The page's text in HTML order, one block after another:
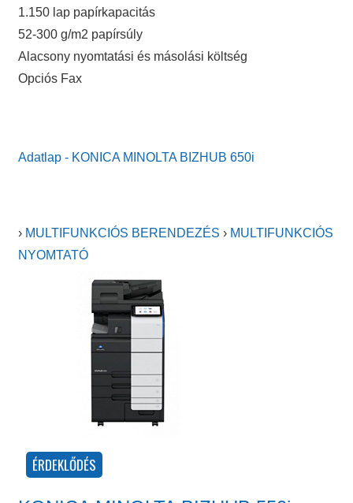
1.150 lap papírkapacitás
52-300 g/m2 papírsúly
Alacsony nyomtatási és másolási költség
Opciós Fax
Adatlap - KONICA MINOLTA BIZHUB 650i
› MULTIFUNKCIÓS BERENDEZÉS › MULTIFUNKCIÓS
NYOMTATÓ